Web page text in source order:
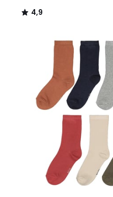
4,9
/